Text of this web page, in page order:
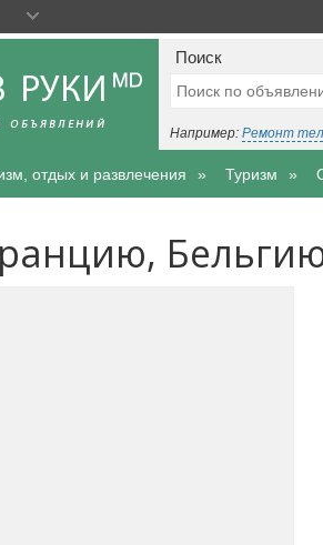
Поиск
Например: Ремонт
отдых и развлечения Туризм